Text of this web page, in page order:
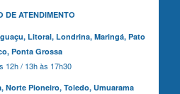
DE ATENDIMENTO
Litoral, Londrina, Maringá, Pato
Ponta Grossa
12h / 13h às 17h30
Norte Pioneiro, Toledo, Umuarama